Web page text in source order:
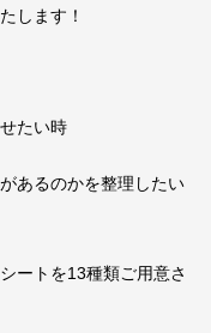
します！
たい時
あるのかを整理したい
ートを13種類ご用意さ